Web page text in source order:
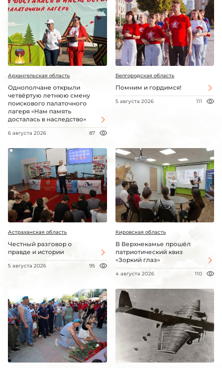
Архангельская область
Однополчане открыли
четвёртую летнюю смену
поискового палаточного
лагеря «Нам память
досталась в наследство»
6 августа 2026 87
Белгородская область
Помним и гордимся!
5 августа 2026 111
Астраханская область
Честный разговор о
правде и истории
5 августа 2026 95
Кировская область
В Верхнекамье прошёл
патриотический квиз
«Зоркий глаз»
4 августа 2026 110